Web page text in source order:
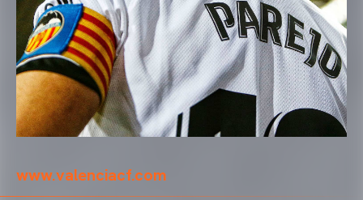
www.valenciacf.com